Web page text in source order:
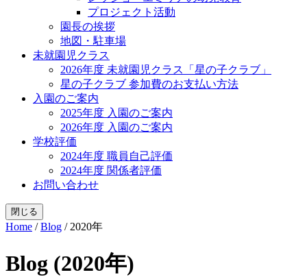
プロジェクト活動
園長の挨拶
地図・駐車場
未就園児クラス
2026年度 未就園児クラス「星の子クラブ」
星の子クラブ 参加費のお支払い方法
入園のご案内
2025年度 入園のご案内
2026年度 入園のご案内
学校評価
2024年度 職員自己評価
2024年度 関係者評価
お問い合わせ
閉じる
Home /Blog / 2020年
Blog (2020年)